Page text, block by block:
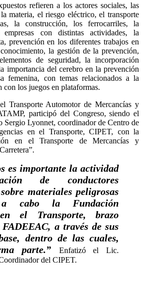
refieren a los actores sociales, las
materia, el riesgo eléctrico, el transporte
la construcción, los ferrocarriles, la
con distintas actividades, la
prevención en los diferentes trabajos en
la gestión de la prevención,
de seguridad, la incorporación
importancia del cerebro en la prevención
femenina, con temas relacionados a la
con los juegos en plataformas.
Transporte Automotor de Mercancías y
participó del Congreso, siendo el
Sergio Lyonnet, coordinador de Centro de
en el Transporte, CIPET, con la
en el Transporte de Mercancías y
es importante la actividad
de conductores
materiales peligrosas
cabo la Fundación
el Transporte, brazo
a través de sus
dentro de las cuales,
parte.”
Enfatizó el Lic.
del CIPET.